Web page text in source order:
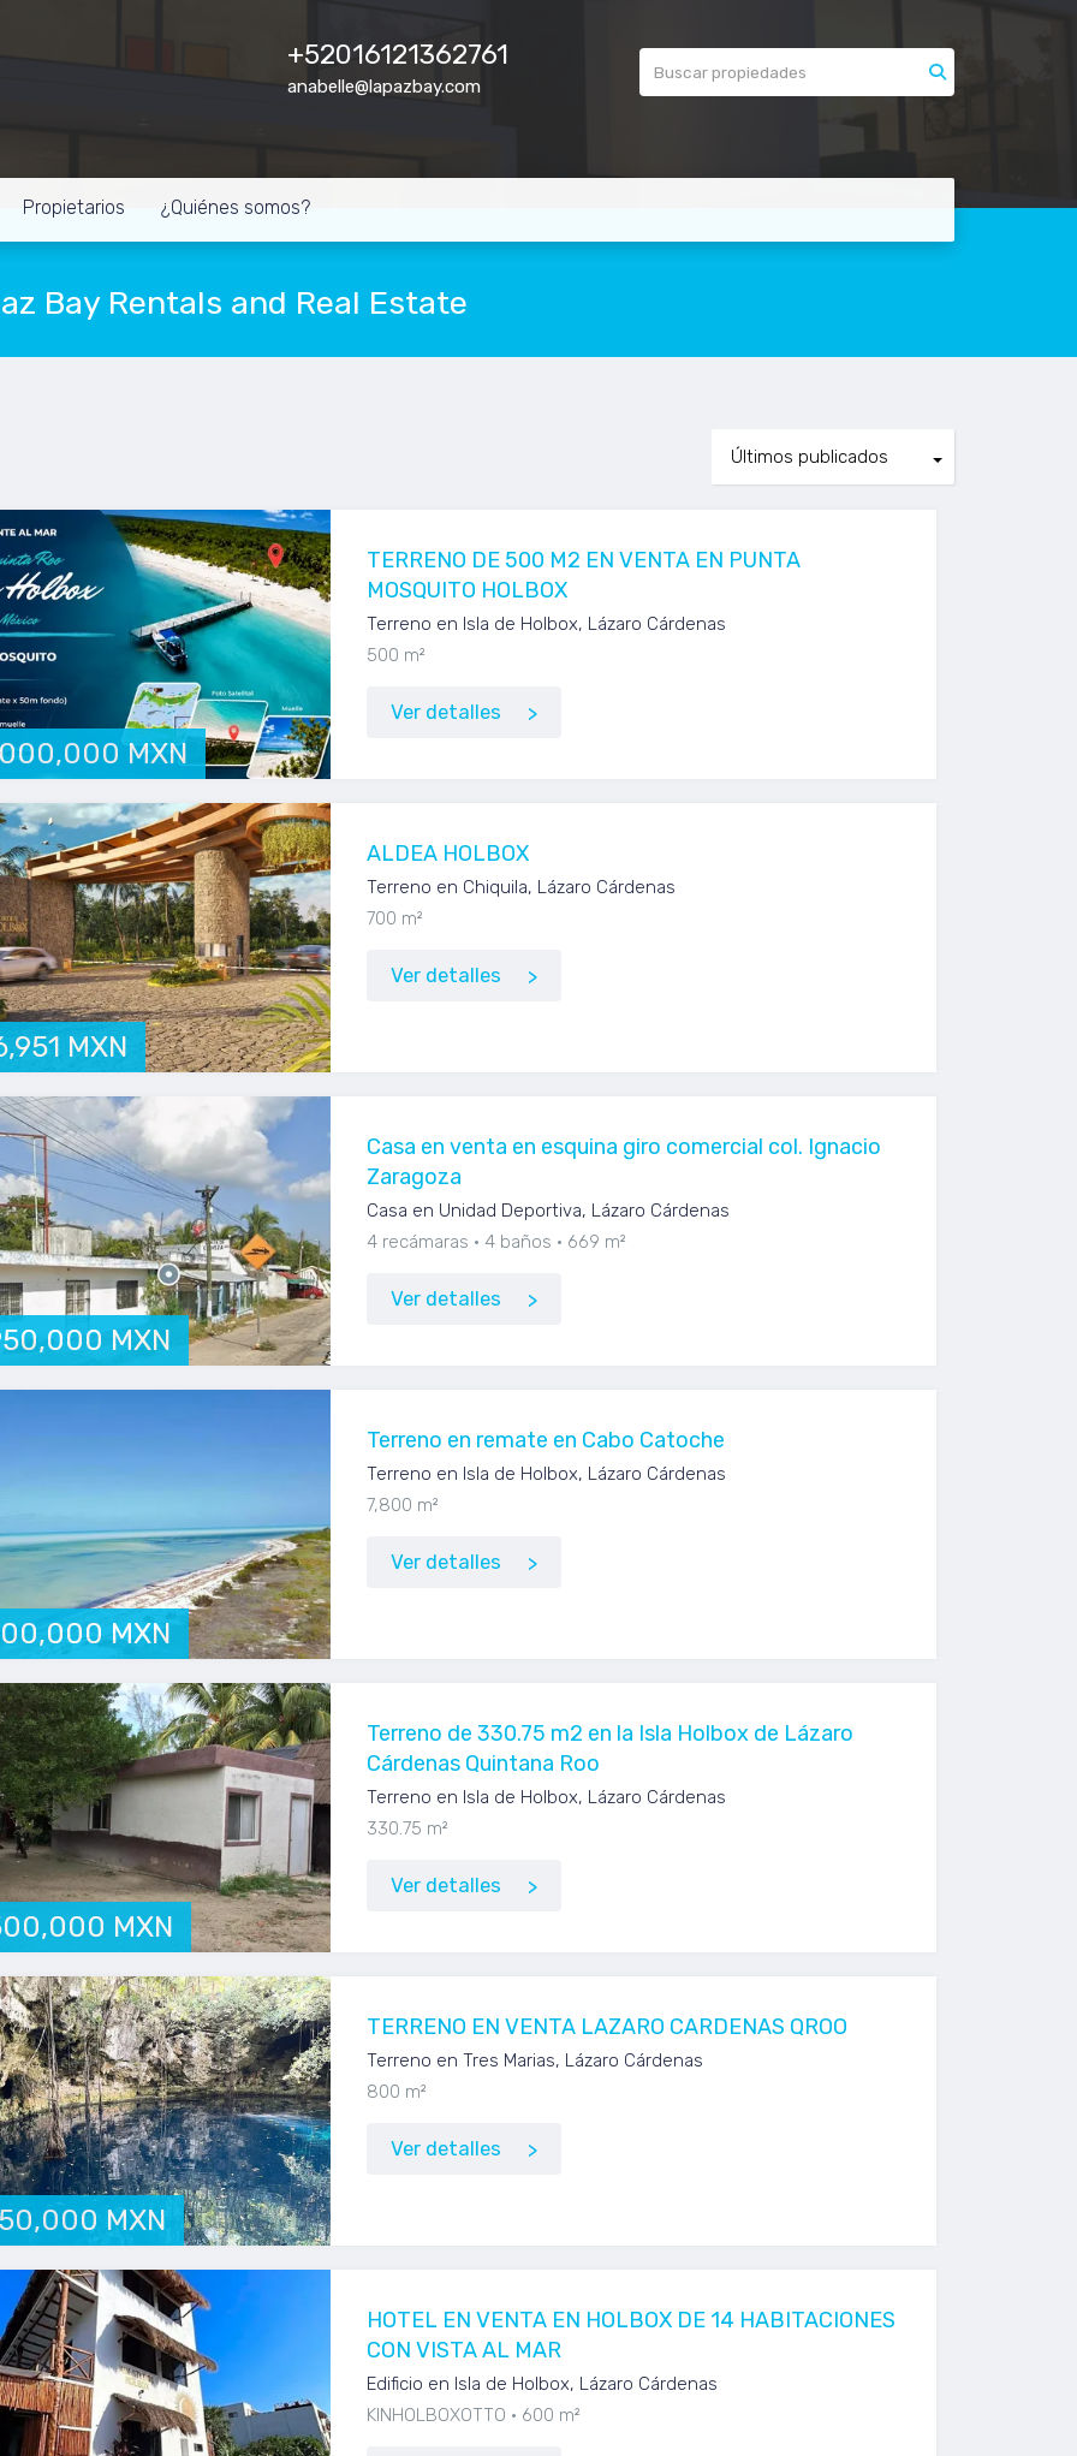
+52016121362761
anabelle@lapazbay.com
Propietarios ¿Quiénes somos?
Bay Rentals and Real Estate
MXN
TERRENO DE 500 M2 EN VENTA EN PUNTA
MOSQUITO HOLBOX
Terreno en Isla de Holbox, Lázaro Cárdenas
500 m²
Ver detalles
MXN
ALDEA HOLBOX
Terreno en Chiquila, Lázaro Cárdenas
700 m²
Ver detalles
MXN
Casa en venta en esquina giro comercial col. Ignacio
Zaragoza
Casa en Unidad Deportiva, Lázaro Cárdenas
4 recámaras
4 baños 669 m²
Ver detalles
MXN
Terreno en remate en Cabo Catoche
Terreno en Isla de Holbox, Lázaro Cárdenas
7,800 m²
Ver detalles
MXN
Terreno de 330.75 m2 en la Isla Holbox de Lázaro
Cárdenas Quintana Roo
Terreno en Isla de Holbox, Lázaro Cárdenas
330.75 m²
Ver detalles
MXN
TERRENO EN VENTA LAZARO CARDENAS QROO
Terreno en Tres Marias, Lázaro Cárdenas
800 m²
Ver detalles
HOTEL EN VENTA EN HOLBOX DE 14 HABITACIONES
CON VISTA AL MAR
Edificio en Isla de Holbox, Lázaro Cárdenas
KINHOLBOXOTTO
600 m²